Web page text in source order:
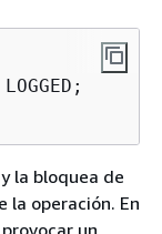
la bloquea de
la operación. En
un